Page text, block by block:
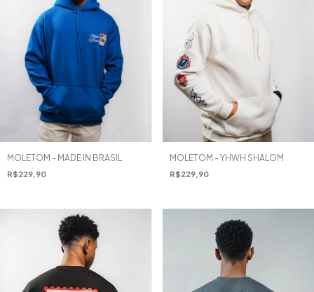
MOLETOM - MADE IN BRASIL
R$229,90
MOLETOM - YHWH SHALOM
R$229,90